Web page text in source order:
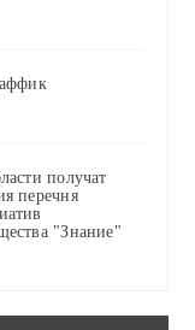
получат
перечня
"Знание"